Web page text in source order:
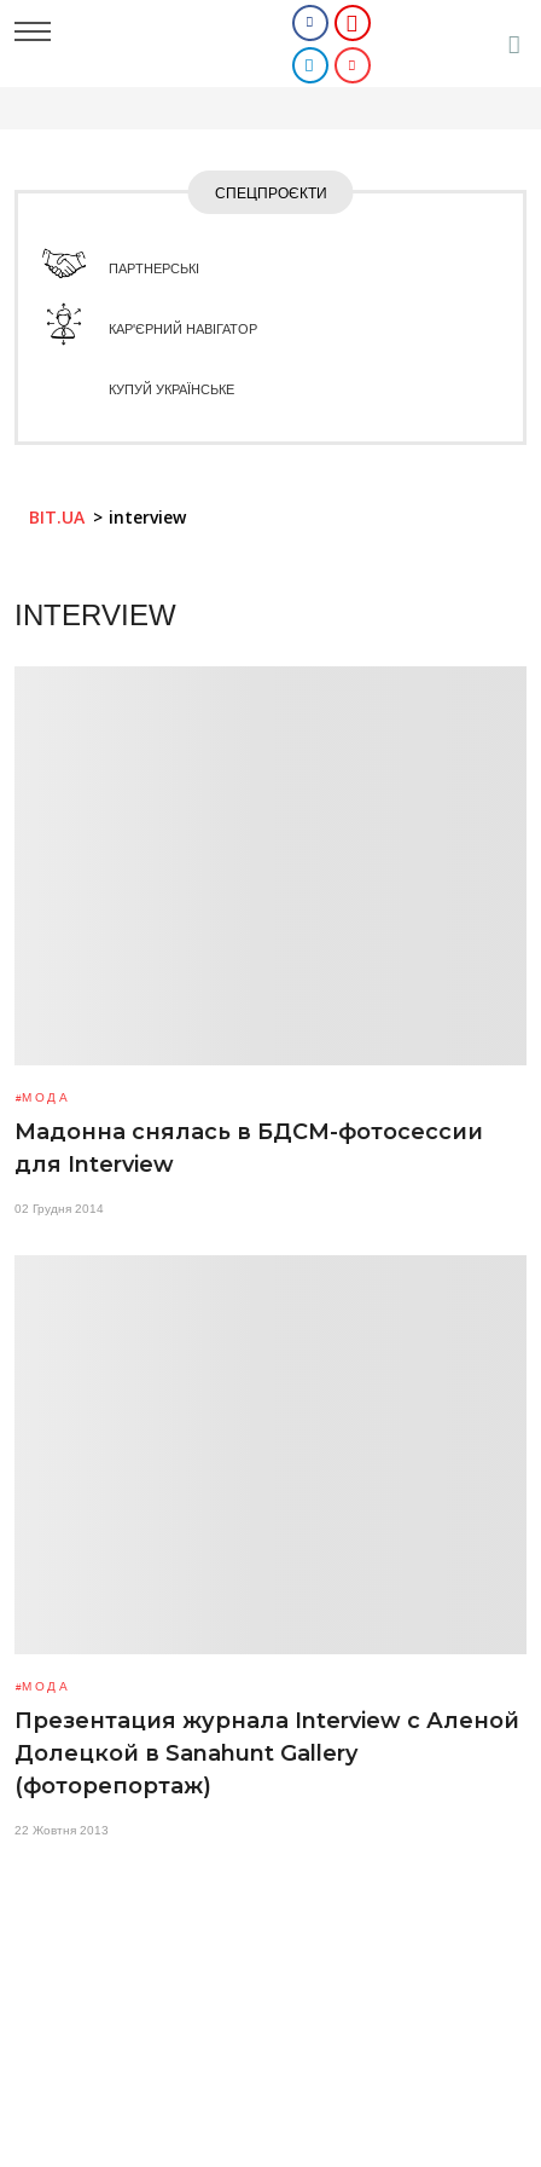
СПЕЦПРОЄКТИ
ПАРТНЕРСЬКІ
КАР'ЄРНИЙ НАВІГАТОР
КУПУЙ УКРАЇНСЬКЕ
BIT.UA interview
INTERVIEW
МОДА
Мадонна снялась в БДСМ-фотосессии
для Interview
02 Грудня 2014
МОДА
Презентация журнала Interview с Аленой
Долецкой в Sanahunt Gallery
(фоторепортаж)
22 Жовтня 2013